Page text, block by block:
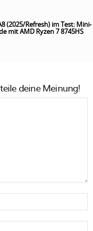
(2025/Refresh) im Test: Mini-
mit AMD Ryzen 7 8745HS
deine Meinung!